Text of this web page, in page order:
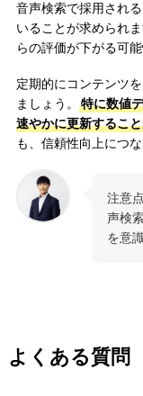
音声検索で採用され
いることが求められ
らの評価が下がる可能
定期的にコンテンツ
ましょう。
特に数値
速やかに更新するこ
も、信頼性向上につな
注意
声検
を意
よくある質問